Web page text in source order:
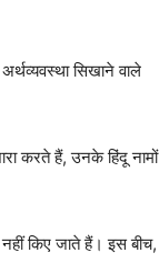
सिखाने वाले
करते हैं, उनके हिंदू नामों
नहीं किए जाते हैं। इस बीच,